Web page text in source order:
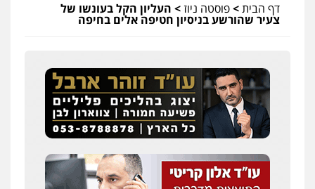
דף הבית>פוסטה ניוז> העליון הקל בעונשו של
צעיר שהורשע בניסיון חטיפה אלים בחיפה